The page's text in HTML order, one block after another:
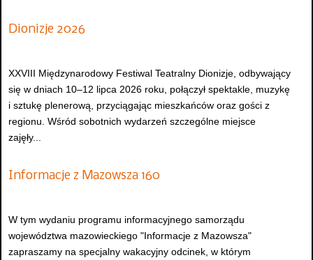
Dionizje 2026
XXVIII Międzynarodowy Festiwal Teatralny Dionizje, odbywający
się w dniach 10–12 lipca 2026 roku, połączył spektakle, muzykę
i sztukę plenerową, przyciągając mieszkańców oraz gości z
regionu. Wśród sobotnich wydarzeń szczególne miejsce
zajęły...
Informacje z Mazowsza 160
W tym wydaniu programu informacyjnego samorządu
województwa mazowieckiego "Informacje z Mazowsza"
zapraszamy na specjalny wakacyjny odcinek, w którym